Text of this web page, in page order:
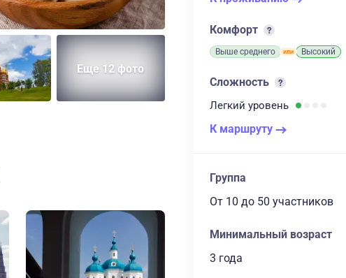
Еще 12 фото
Комфорт
Выше среднего Высокий
Сложность
Легкий уровень
К маршруту
Группа
От 10 до 50 участников
Минимальный возраст
3 года